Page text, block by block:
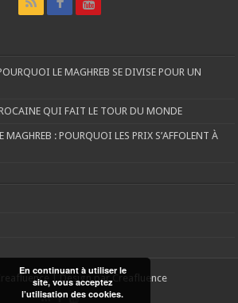
LE MAGHREB SE DIVISE POUR UN
QUI FAIT LE TOUR DU MONDE
MAGHREB : POURQUOI LES PRIX S’AFFOLENT À
| Design par Creafluence
En continuant à utiliser le
site, vous acceptez
l’utilisation des cookies.